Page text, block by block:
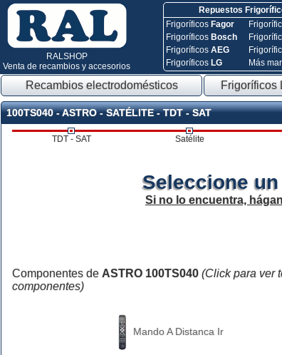
RALSHOP
Venta de recambios y accesorios
Repuestos
Frigoríficos Fagor
Frigoríficos Bosch
FrigoríficosAEG
Frigoríficos LG
Más
Recambios electrodomésticos Frigoríficos
100TS040 - ASTRO - SATÉLITE - TDT - SAT
TDT - SAT Satélite
Seleccione
Si no lo encuentra,
Componentes de ASTRO 100TS040 (Click para ver
componentes)
Mando A Distanca Ir